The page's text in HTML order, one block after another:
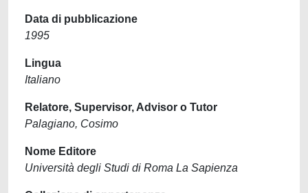
Data di pubblicazione
1995
Lingua
Italiano
Relatore, Supervisor, Advisor o Tutor
Palagiano, Cosimo
Nome Editore
Università degli Studi di Roma La Sapienza